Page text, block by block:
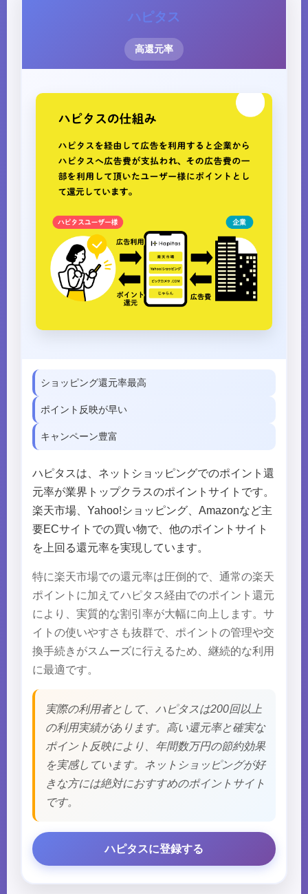
ハピタス
高還元率
ショッピング還元率最高
ポイント反映が早い
キャンペーン豊富
ハピタスは、ネットショッピングでのポイント還
元率が業界トップクラスのポイントサイトです。
楽天市場、Yahoo!ショッピング、Amazonなど主
要ECサイトでの買い物で、他のポイントサイト
を上回る還元率を実現しています。
特に楽天市場での還元率は圧倒的で、通常の楽天
ポイントに加えてハピタス経由でのポイント還元
により、実質的な割引率が大幅に向上します。サ
イトの使いやすさも抜群で、ポイントの管理や交
換手続きがスムーズに行えるため、継続的な利用
に最適です。
実際の利用者として、ハピタスは200回以上
の利用実績があります。高い還元率と確実な
ポイント反映により、年間数万円の節約効果
を実感しています。ネットショッピングが好
きな方には絶対におすすめのポイントサイト
です。
ハピタスに登録する